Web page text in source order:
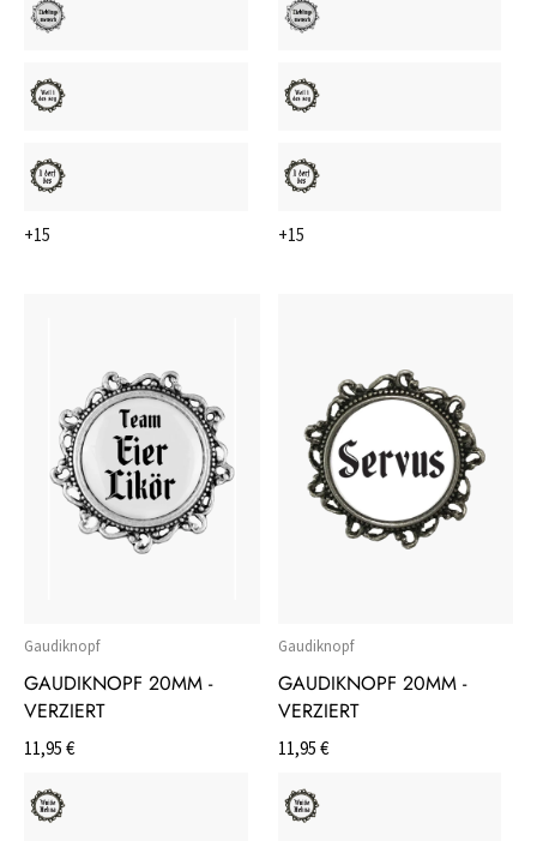
+15 +15
Gaudiknopf
GAUDIKNOPF 20MM -
VERZIERT
11,95 €
Gaudiknopf
GAUDIKNOPF 20MM -
VERZIERT
11,95 €